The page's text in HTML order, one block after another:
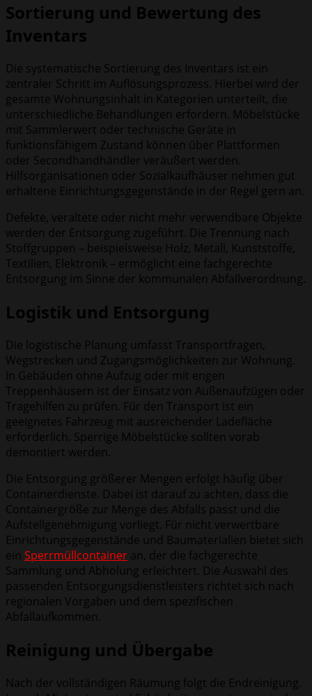
Sortierung und Bewertung des
Inventars
Die systematische Sortierung des Inventars ist ein
zentraler Schritt im Auflösungsprozess. Hierbei wird der
gesamte Wohnungsinhalt in Kategorien unterteilt, die
unterschiedliche Behandlungen erfordern. Möbelstücke
mit Sammlerwert oder technische Geräte in
funktionsfähigem Zustand können über Plattformen
oder Secondhandhändler veräußert werden.
Hilfsorganisationen oder Sozialkaufhäuser nehmen gut
erhaltene Einrichtungsgegenstände in der Regel gern an.
Defekte, veraltete oder nicht mehr verwendbare Objekte
werden der Entsorgung zugeführt. Die Trennung nach
Stoffgruppen – beispielsweise Holz, Metall, Kunststoffe,
Textilien, Elektronik – ermöglicht eine fachgerechte
Entsorgung im Sinne der kommunalen Abfallverordnung.
Logistik und Entsorgung
Die logistische Planung umfasst Transportfragen,
Wegstrecken und Zugangsmöglichkeiten zur Wohnung.
In Gebäuden ohne Aufzug oder mit engen
Treppenhäusern ist der Einsatz von Außenaufzügen oder
Tragehilfen zu prüfen. Für den Transport ist ein
geeignetes Fahrzeug mit ausreichender Ladefläche
erforderlich. Sperrige Möbelstücke sollten vorab
demontiert werden.
Die Entsorgung größerer Mengen erfolgt häufig über
Containerdienste. Dabei ist darauf zu achten, dass die
Containergröße zur Menge des Abfalls passt und die
Aufstellgenehmigung vorliegt. Für nicht verwertbare
Einrichtungsgegenstände und Baumaterialien bietet sich
ein Sperrmüllcontainer an, der die fachgerechte
Sammlung und Abholung erleichtert. Die Auswahl des
passenden Entsorgungsdienstleisters richtet sich nach
regionalen Vorgaben und dem spezifischen
Abfallaufkommen.
Reinigung und Übergabe
Nach der vollständigen Räumung folgt die Endreinigung.